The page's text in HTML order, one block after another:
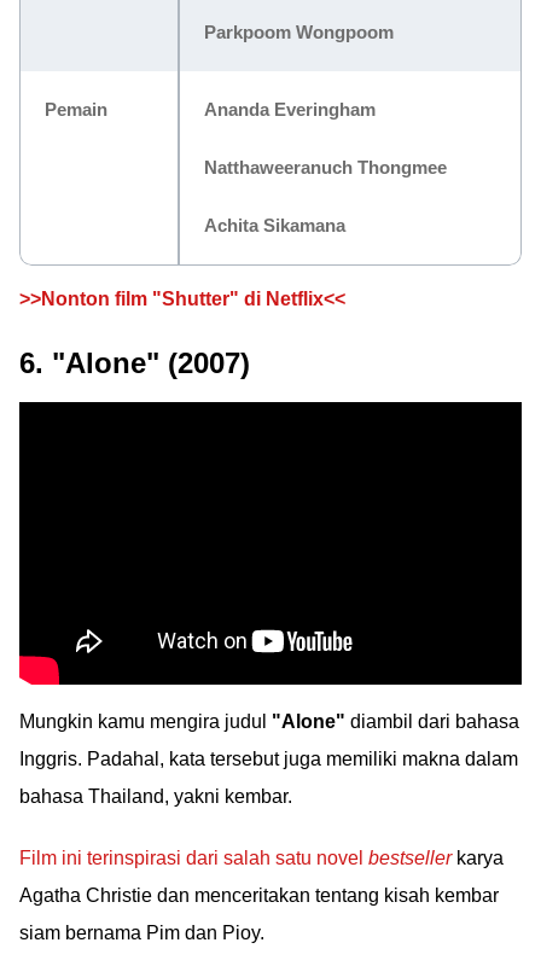
Parkpoom Wongpoom
Pemain Ananda Everingham
Natthaweeranuch Thongmee
Achita Sikamana
>>Nonton film "Shutter" di Netflix<<
6. "Alone" (2007)
Mungkin kamu mengira judul "Alone" diambil dari bahasa
Inggris. Padahal, kata tersebut juga memiliki makna dalam
bahasa Thailand, yakni kembar.
Film ini terinspirasi dari salah satu novel bestsellerkarya
Agatha Christie dan menceritakan tentang kisah kembar
siam bernama Pim dan Pioy.